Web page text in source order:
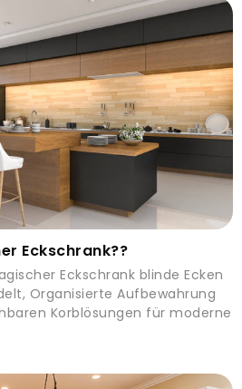
Eckschrank??
Eckschrank blinde Ecken
Organisierte Aufbewahrung
Korblösungen für moderne